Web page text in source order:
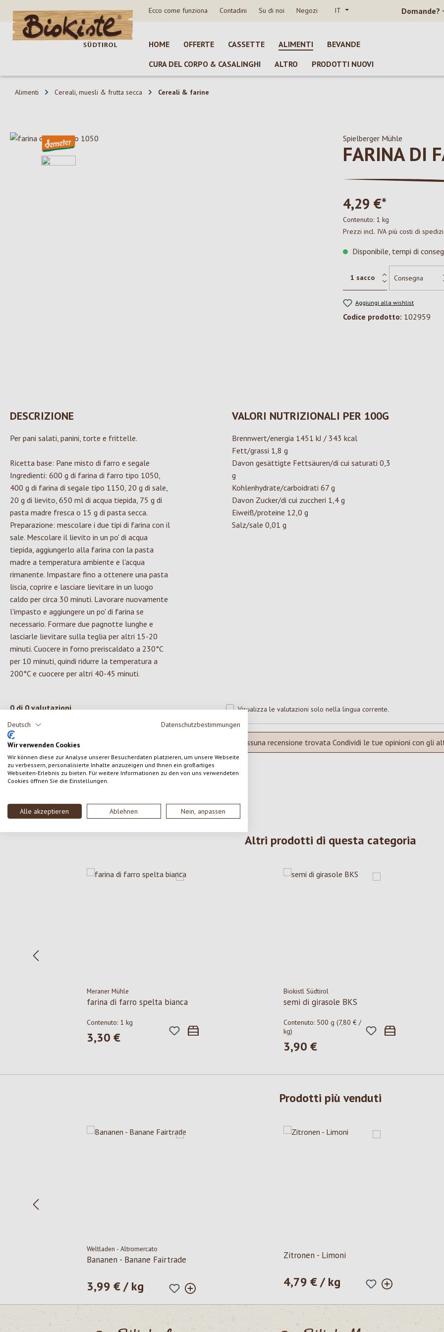
Deutsch Datenschutzbestimmungen
Wir verwenden Cookies
Wir können diese zur Analyse unserer Besucherdaten platzieren, um unsere Webseite
zu verbessern, personalisierte Inhalte anzuzeigen und Ihnen ein großartiges
Webseiten-Erlebnis zu bieten. Für weitere Informationen zu den von uns verwendeten
Cookies öffnen Sie die Einstellungen.
Alle akzeptieren Ablehnen Nein, anpassen
al contenuto principale
Salta alla ricerca
Passa alla navigazione principale Ecco come funziona Contadini Su di noi Negozi IT Domande?
HOME OFFERTE CASSETTE ALIMENTI
BEVANDE
CURA DEL CORPO & CASALINGHI
ALTRO PRODOTTI NUOVI
Alimenti Cereali, muesli & frutta secca Cereali & farine
Salta la galleria di immagini Spielberger Mühle
FARINA DI
4,29 €*
Contenuto: 1 kg
Prezzi incl. IVA più costi di
Disponibile, tempi di
Aggiungi alla wishlist
Codice prodotto: 102959
DESCRIZIONE
Per pani salati, panini, torte e frittelle.
Ricetta base: Pane misto di farro e segale
Ingredienti: 600 g di farina di farro tipo 1050,
400 g di farina di segale tipo 1150, 20 g di sale,
20 g di lievito, 650 ml di acqua tiepida, 75 g di
pasta madre fresca o 15 g di pasta secca.
Preparazione: mescolare i due tipi di farina con il
sale. Mescolare il lievito in un po' di acqua
tiepida, aggiungerlo alla farina con la pasta
madre a temperatura ambiente e l'acqua
rimanente. Impastare fino a ottenere una pasta
liscia, coprire e lasciare lievitare in un luogo
caldo per circa 30 minuti. Lavorare nuovamente
l'impasto e aggiungere un po' di farina se
necessario. Formare due pagnotte lunghe e
lasciarle lievitare sulla teglia per altri 15-20
minuti. Cuocere in forno preriscaldato a 230°C
per 10 minuti, quindi ridurre la temperatura a
200°C e cuocere per altri 40-45 minuti.
VALORI NUTRIZIONALI PER 100G
Brennwert/energia 1451 kJ / 343 kcal
Fett/grassi 1,8 g
Davon gesättigte Fettsäuren/di cui saturati 0,3
g
Kohlenhydrate/carboidrati 67 g
Davon Zucker/di cui zuccheri 1,4 g
Eiweiß/proteine 12,0 g
Salz/sale 0,01 g
0 di 0 valutazioni
Valutazione media di 0 su 5 stelle
Formula una valutazione!
Condividi le tue esperienze con il prodotto con altri
clienti.
Visualizza le valutazioni solo nella lingua corrente.
Nessuna recensione trovata Condividi le tue opinioni con gli
Altri prodotti di questa categoria
Meraner Mühle
farina di farro spelta bianca
Contenuto: 1 kg
Prezzo normale:
3,30 €
Biokistl Südtirol
semi di girasole BKS
Contenuto: 500 g (7,80 € /
kg)
Prezzo normale:
3,90 €
Prodotti più venduti
Weltladen - Altromercato
Bananen - Banane Fairtrade
Prezzo normale:
3,99 € / kg
Zitronen - Limoni
Prezzo normale:
4,79 € / kg